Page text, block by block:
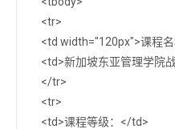
<tr>
<td width="120px">课程
<td>新加坡东亚管理学院
</tr>
<tr>
<td>课程等级：</td>